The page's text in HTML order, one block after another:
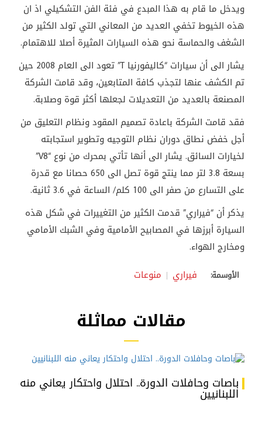
ويدخل ما قام به هذا المبدع في فئة الفن التشكيلي اذ ان
هذه الخيوط تخفي العديد من المعاني التي تولد الكثير من
الشغف والحماسة نحو هذه السيارات المثيرة أصلا للاهتمام.
يشار الى أن سيارات “كاليفورنيا T
” تعود الى العام 2008 حين
تم الكشف عنها لتجذب كافة المتابعين، وقد قامت الشركة
المصنعة بالعديد من التعديلات لجعلها أكثر قوة وصلابة.
فقد قامت الشركة باعادة تصميم المقود ونظام التعليق من
أجل خفض نطاق دوران نظام التوجيه وتطوير استجابته
لخيارات السائق. يشار الى أنها تأتي بمحرك من نوع “V8
”
بسعة 3.8 لتر مما ينتج قوة تصل الى 650 حصانا مع قدرة
على التسارع من صفر الى 100 كلم
/ الساعة في 3.6 ثانية.
يذكر أن “فيراري” قدمت الكثير من التغييرات في شكل هذه
السيارة أبرزها في المصابيح الأمامية وفي الشبك الأمامي
ومخارج الهواء.
الأوسمة: فيراري منوعات
مقالات مماثلة
باصات وحافلات الدورة.. احتلال واحتكار يعاني منه
اللبنانيين